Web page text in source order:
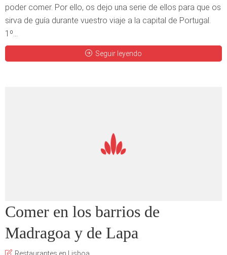
poder comer. Por ello, os dejo una serie de ellos para que os
sirva de guía durante vuestro viaje a la capital de Portugal.
1º...
Seguir leyendo
Comer en los barrios de
Madragoa y de Lapa